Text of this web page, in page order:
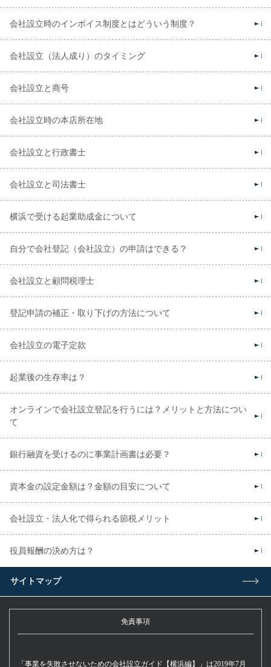
会社設立時のインボイス制度とはどういう制度？
会社設立（法人成り）のタイミング
会社設立と商号
会社設立時の本店所在地
会社設立と行政書士
会社設立と司法書士
横浜で受ける起業助成金について
自分で会社登記（会社設立）の申請はできる？
会社設立と顧問税理士
登記申請の補正・取り下げの方法について
会社設立の電子定款
起業後の生存率は？
オンラインで会社設立登記を行うには？メリットと方法につい
て
銀行融資を受けるのに事業計画書は必要？
資本金の設定金額は？金額の目安について
会社設立・法人化で得られる節税メリット
役員報酬の決め方は？
サイトマップ
免責事項
「事業を失敗させないための会社設立ガイド【横浜編】」は2019年7月